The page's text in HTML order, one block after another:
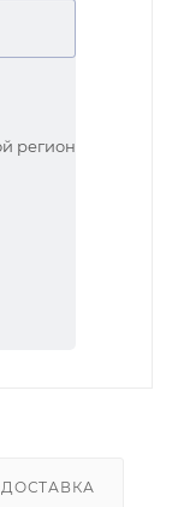
регион
ДОСТАВКА